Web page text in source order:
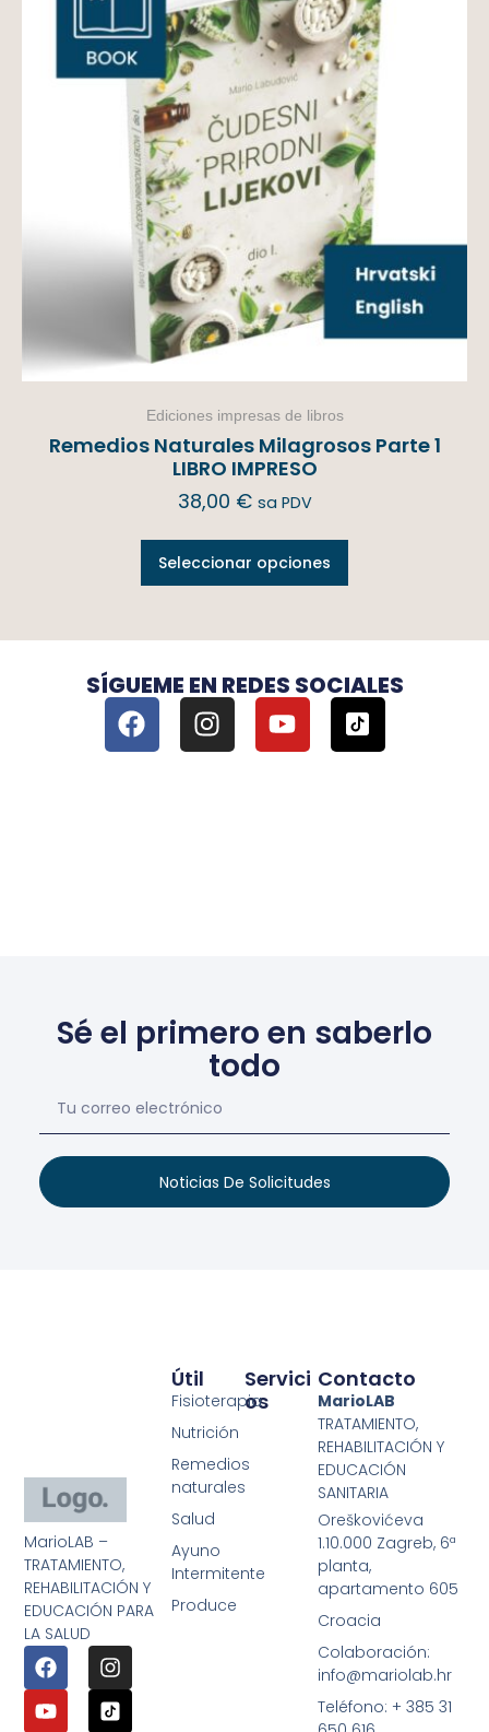
Ediciones impresas de libros
Remedios Naturales Milagrosos Parte 1
LIBRO IMPRESO
38,00 € sa PDV
Seleccionar opciones
SÍGUEME EN REDES SOCIALES
Sé el primero en saberlo
todo
Noticias De Solicitudes
MarioLAB –
TRATAMIENTO,
REHABILITACIÓN Y
EDUCACIÓN PARA
LA SALUD
Servici
Os
Útil
Fisioterapia
Nutrición
Remedios
naturales
Salud
Ayuno
Intermitente
Produce
Contacto
MarioLAB
TRATAMIENTO,
REHABILITACIÓN Y
EDUCACIÓN
SANITARIA
Oreškovićeva
1.10.000 Zagreb, 6ª
planta,
apartamento 605
Croacia
Colaboración:
info@mariolab.hr
Teléfono: + 385 31